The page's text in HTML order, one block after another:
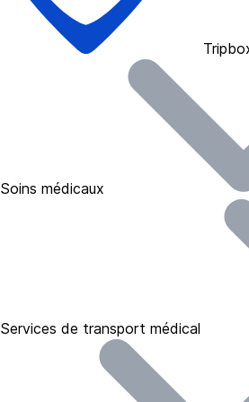
Soins médicaux
Services de transport médical